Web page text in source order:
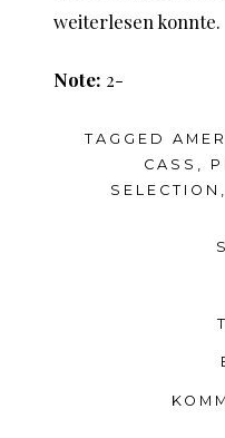
weiterlesen konnte.
Note: 2-
TAGGED
CASS ,
SELECTION ,